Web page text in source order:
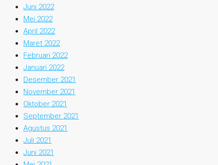
Juni 2022
Mei 2022
April 2022
Maret 2022
Februari 2022
Januari 2022
Desember 2021
November 2021
Oktober 2021
September 2021
Agustus 2021
Juli 2021
Juni 2021